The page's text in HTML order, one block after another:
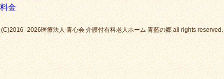
料金
(C)2016 -2026医療法人 青心会 介護付有料老人ホーム 青藍の郷 all rights reserved.